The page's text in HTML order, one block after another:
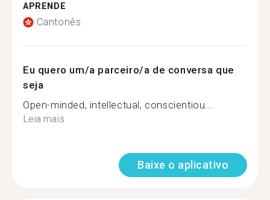
APRENDE
Cantonês
Eu quero um/a parceiro/a de conversa que
seja
Open-minded, intellectual, conscientiou...
Leia mais
Baixe o aplicativo